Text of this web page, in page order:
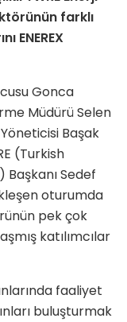
farklı
ENEREX
Gonca
Müdürü Selen
Başak
(Turkish
Sedef
oturumda
pek çok
katılımcılar
faaliyet
buluşturmak